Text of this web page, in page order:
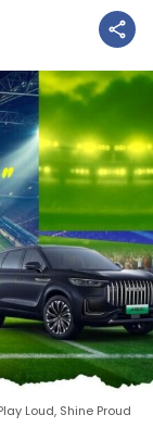
Loud, Shine Proud